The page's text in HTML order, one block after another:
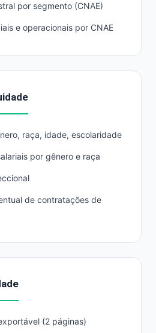
por segmento (CNAE)
e operacionais por CNAE
raça, idade, escolaridade
por gênero e raça
de contratações de
(2 páginas)